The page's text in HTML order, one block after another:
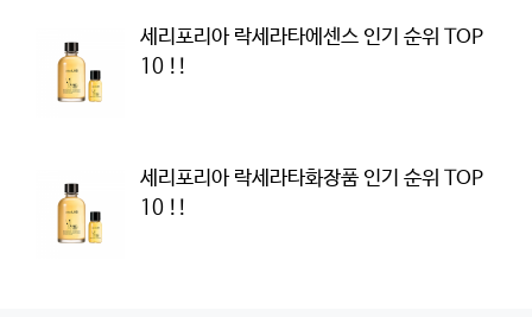
세리포리아 락세라타에센스 인기 순위 TOP
10 !!
세리포리아 락세라타화장품 인기 순위 TOP
10 !!